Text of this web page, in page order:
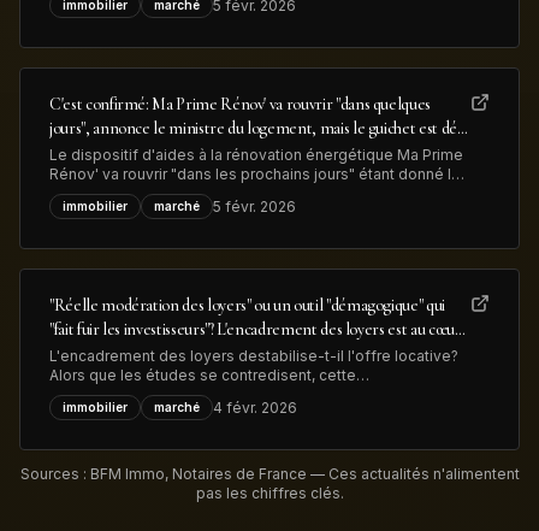
l'entrée ont été retirés et vendus pour 13 millions de dollars
transformation
immobilier marché 5 févr. 2026
C'est confirmé: Ma Prime Rénov' va rouvrir "dans quelques
jours", annonce le ministre du logement, mais le guichet est déjà
congestionné
Le dispositif d'aides à la rénovation énergétique Ma Prime
Rénov' va rouvrir "dans les prochains jours" étant donné le
vote du budget de l'Etat, a annoncé le minsitre du
logement. Mais déjà 83.000 dossiers, déposés en 2025,
nouvelles demandes
immobilier marché 5 févr. 2026
"Réelle modération des loyers" ou un outil "démagogique" qui
"fait fuir les investisseurs"? L'encadrement des loyers est au cœur
des débats sur le logement en vue des élections municipales
L'encadrement des loyers destabilise-t-il l'offre locative?
Alors que les études se contredisent, cette
expérimentation est au coeur des débats sur le logement
en zones tendues à l'aube des élections municipales de
immobilier marché 4 févr. 2026
Sources : BFM Immo, Notaires de France — Ces actualités n'alimentent
pas les chiffres clés.